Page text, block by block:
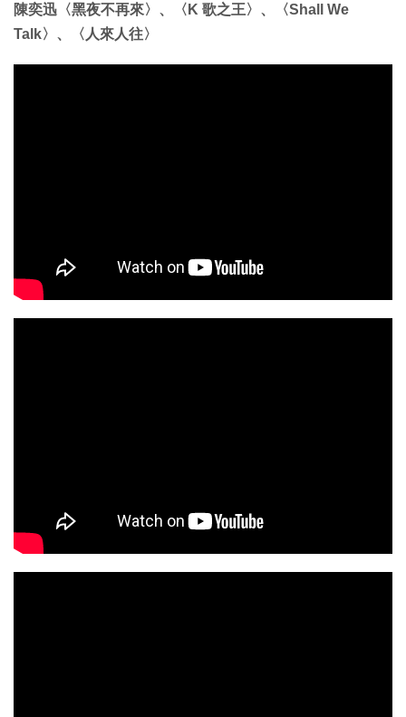
陳奕迅〈黑夜不再來〉、〈K 歌之王〉、〈Shall We
Talk〉、〈人來人往〉